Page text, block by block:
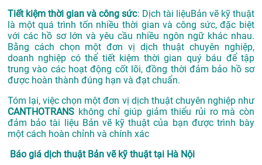
Tiết kiệm thời gian và công sức: Dịch tài liệuBản vẽ kỹ thuật
là một quá trình tốn nhiều thời gian và công sức, đặc biệt
với các hồ sơ lớn và yêu cầu nhiều ngôn ngữ khác nhau.
Bằng cách chọn một đơn vị dịch thuật chuyên nghiệp,
doanh nghiệp có thể tiết kiệm thời gian quý báu để tập
trung vào các hoạt động cốt lõi, đồng thời đảm bảo hồ sơ
được hoàn thành đúng hạn và đạt chuẩn.
Tóm lại, việc chọn một đơn vị dịch thuật chuyên nghiệp như
CANTHOTRANS không chỉ giúp giảm thiểu rủi ro mà còn
đảm bảo tài liệu Bản vẽ kỹ thuật của bạn được trình bày
một cách hoàn chỉnh và chính xác
Báo giá dịch thuật Bản vẽ kỹ thuật tại Hà Nội